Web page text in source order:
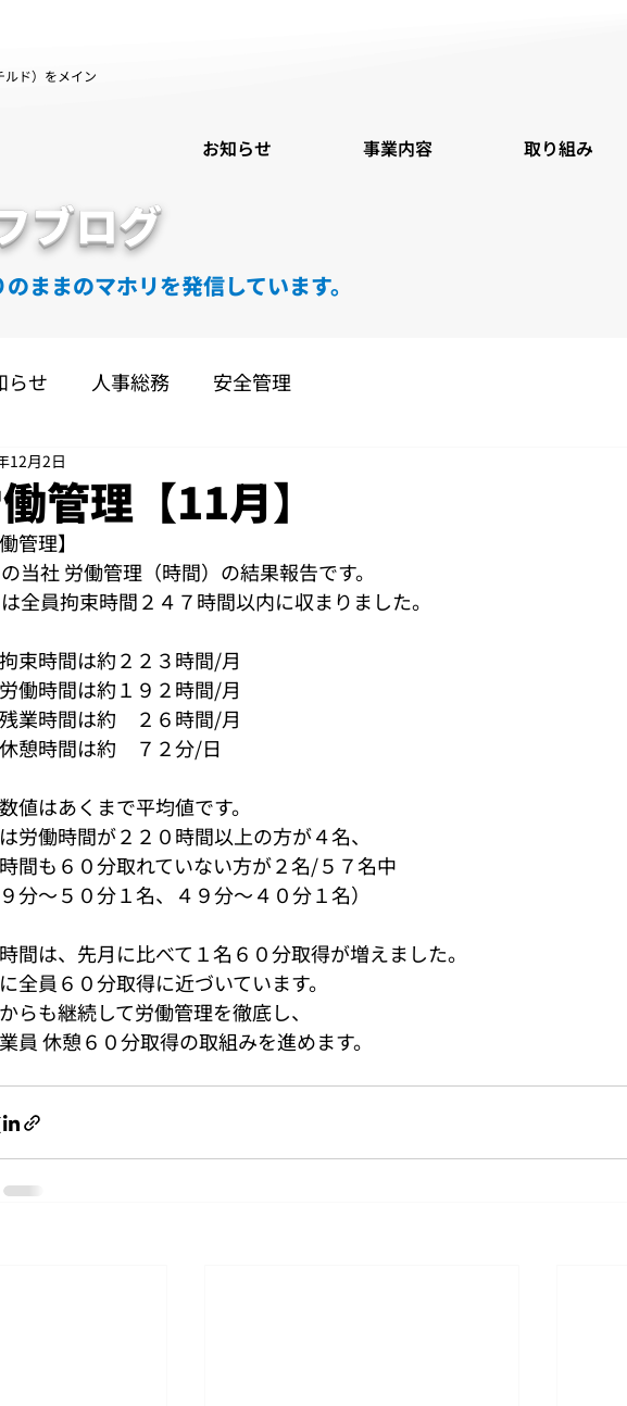
ルド）をメイン
お知らせ 事業内容 取り組み
ブログ
ままのマホリを発信しています。
らせ 人事総務 安全管理
管理【11月】
12月2日
管理】
当社 労働管理（時間）の結果報告です。
全員拘束時間２４７時間以内に収まりました。
束時間は約２２３時間/月
働時間は約１９２時間/月
業時間は約　２６時間/月
憩時間は約　７２分/日
値はあくまで平均値です。
労働時間が２２０時間以上の方が４名、
間も６０分取れていない方が２名/５７名中
９分～５０分１名、４９分～４０分１名）
間は、先月に比べて１名６０分取得が増えました。
全員６０分取得に近づいています。
らも継続して労働管理を徹底し、
員 休憩６０分取得の取組みを進めます。